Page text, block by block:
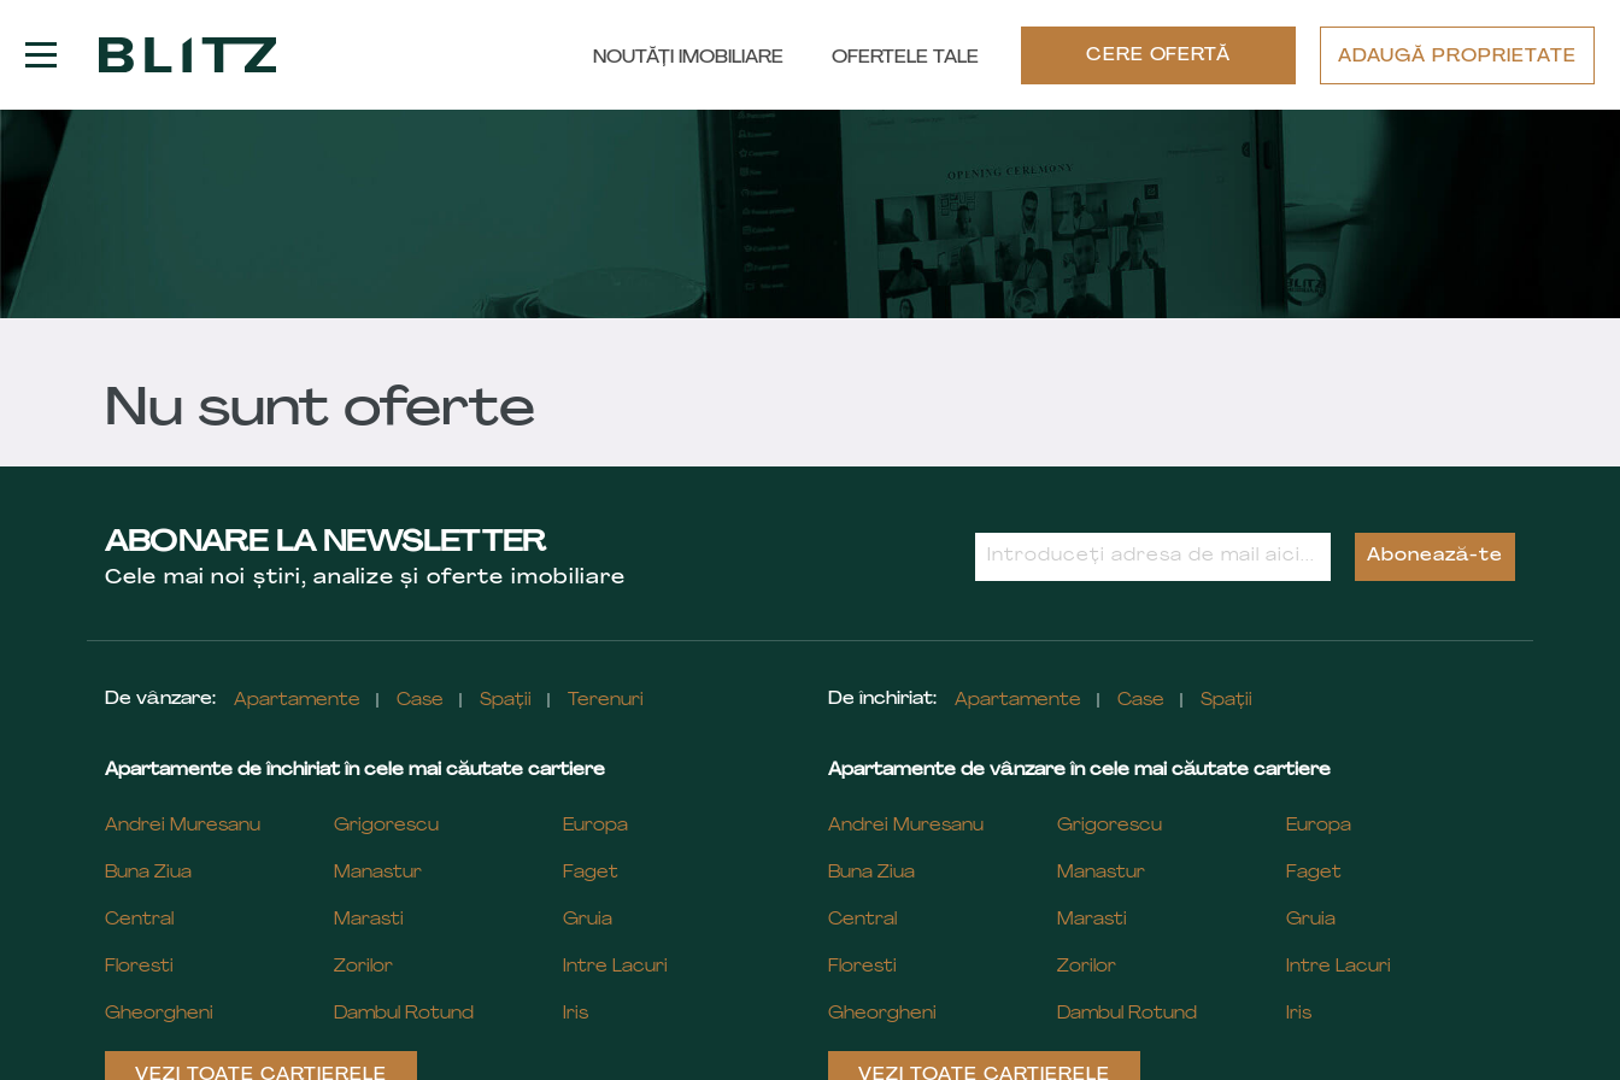
NOUTĂȚI IMOBILIARE OFERTELE TALE CERE OFERTĂ ADAUGĂ PROPRIETATE
Nu sunt oferte
ABONARE LA NEWSLETTER
Cele mai noi știri, analize și oferte imobiliare
Abonează-te
De vânzare: Apartamente Case Spații Terenuri De închiriat: Apartamente Case Spații
Apartamente de închiriat în cele mai căutate cartiere
Andrei Muresanu
Buna Ziua
Central
Floresti
Gheorgheni
Grigorescu
Manastur
Marasti
Zorilor
Dambul Rotund
Europa
Faget
Gruia
Intre Lacuri
Iris
VEZI TOATE CARTIERELE
Apartamente de vânzare în cele mai căutate cartiere
Andrei Muresanu
Buna Ziua
Central
Floresti
Gheorgheni
Grigorescu
Manastur
Marasti
Zorilor
Dambul Rotund
Europa
Faget
Gruia
Intre Lacuri
Iris
VEZI TOATE CARTIERELE